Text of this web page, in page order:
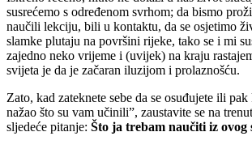
susrećemo s određenom svrhom; da bismo
naučili lekciju, bili u kontaktu, da se osjetimo
slamke plutaju na površini rijeke, tako se i mi
zajedno neko vrijeme i (uvijek) na kraju
svijeta je da je začaran iluzijom i prolaznošću.
Zato, kad zateknete sebe da se osuđujete ili
nažao što su vam učinili”, zaustavite se na
sljedeće pitanje: Što ja trebam naučiti iz ovog